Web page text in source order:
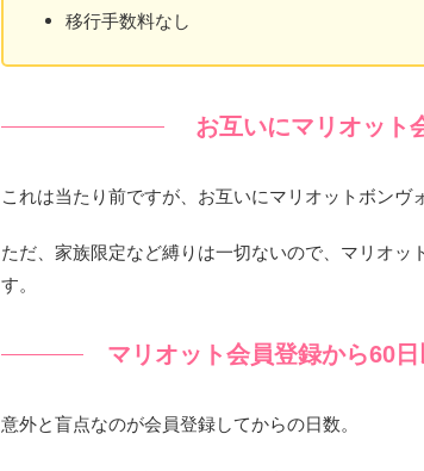
移行手数料なし
お互いにマリオット
これは当たり前ですが、お互いにマリオットボンヴ
ただ、家族限定など縛りは一切ないので、マリオッ
す。
マリオット会員登録から60
意外と盲点なのが会員登録してからの日数。